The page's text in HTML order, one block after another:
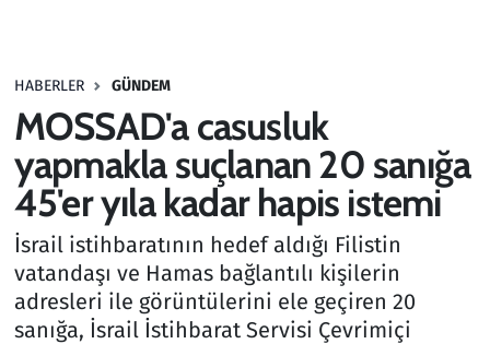
HABERLER GÜNDEM
MOSSAD'a casusluk
yapmakla suçlanan 20 sanığa
45'er yıla kadar hapis istemi
İsrail istihbaratının hedef aldığı Filistin
vatandaşı ve Hamas bağlantılı kişilerin
adresleri ile görüntülerini ele geçiren 20
sanığa, İsrail İstihbarat Servisi Çevrimiçi
Haber
Kültür Sanat
Kurumsal Haberler
Lezzet Durağı
Memur ve Kamu